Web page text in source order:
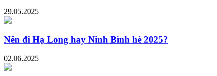
29.05.2025
Nên đi Hạ Long hay Ninh Bình hè 2025?
02.06.2025